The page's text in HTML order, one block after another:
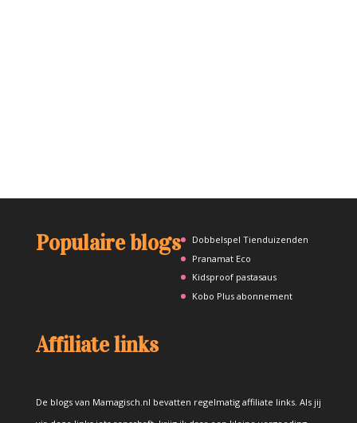
Populaire blogs
Dobbelspel Tienduizenden
Pranamat Eco
Kidsproof pastasaus
Kobo Plus abonnement
Affiliate links
De blogs van Mamagisch.nl bevatten regelmatig affiliate links. Als jij